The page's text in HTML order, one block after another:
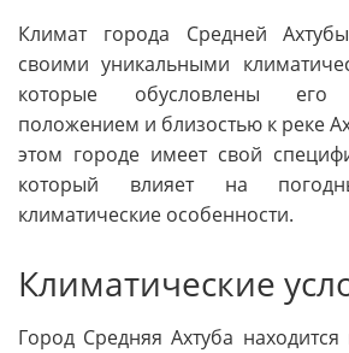
Климат города Средней Ахтубы
своими уникальными
которые обусловлены его
положением и близостью к реке
этом городе имеет свой
который влияет на
климатические особенности.
Климатические
Город Средняя Ахтуба находится